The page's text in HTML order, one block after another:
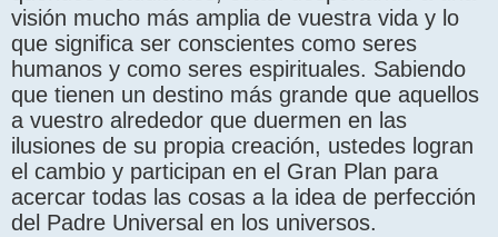
visión mucho más amplia de vuestra vida y lo
que significa ser conscientes como seres
humanos y como seres espirituales. Sabiendo
que tienen un destino más grande que aquellos
a vuestro alrededor que duermen en las
ilusiones de su propia creación, ustedes logran
el cambio y participan en el Gran Plan para
acercar todas las cosas a la idea de perfección
del Padre Universal en los universos.